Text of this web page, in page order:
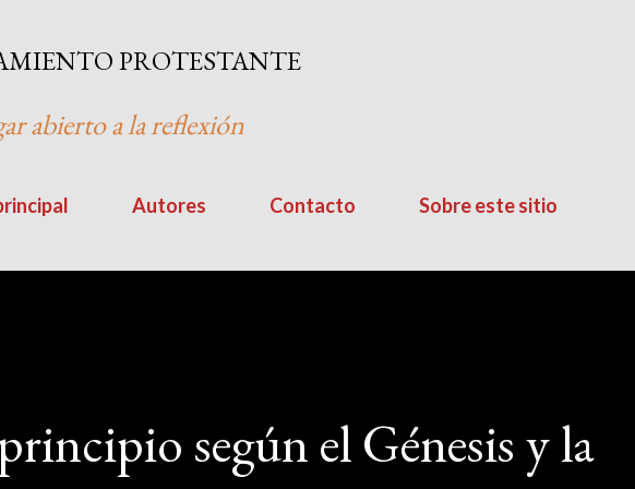
PROTESTANTE
abierto a la reflexión
Autores Contacto Sobre este sitio
según el Génesis y la